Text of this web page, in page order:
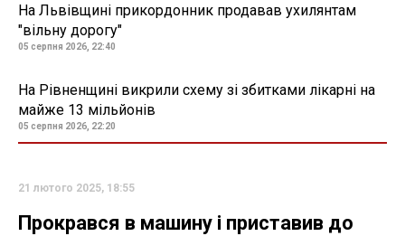
На Львівщині прикордонник продавав ухилянтам
"вільну дорогу"
05 серпня 2026, 22:40
На Рівненщині викрили схему зі збитками лікарні на
майже 13 мільйонів
05 серпня 2026, 22:20
21 лютого 2025, 18:55
Прокрався в машину і приставив до